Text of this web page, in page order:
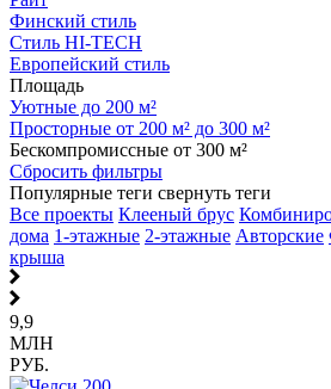
Финский стиль
Стиль HI-TECH
Европейский стиль
Площадь
Уютные до 200 м²
Просторные от 200 м² до 300 м²
Бескомпромиссные от 300 м²
Сбросить фильтры
Популярные теги свернуть теги
Все проекты Клееный брус
дома 1-этажные 2-этажные Авторские
крыша
9,9
МЛН
РУБ.